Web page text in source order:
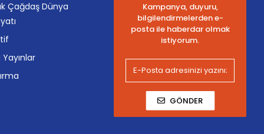
Çağdaş Dünya
Yayınlar
Kampanya, duyuru,
bilgilendirmelerden e-
posta ile haberdar olmak
istiyorum.
GÖNDER